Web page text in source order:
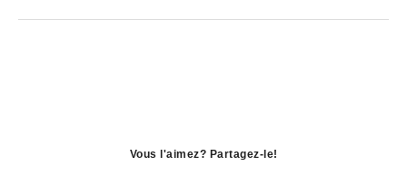
Vous l'aimez? Partagez-le!